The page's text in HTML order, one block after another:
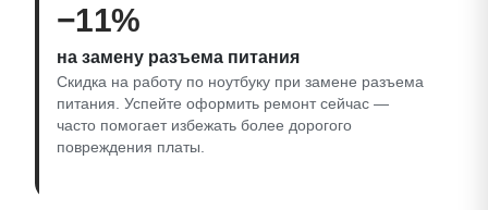
−11%
на замену разъема питания
Скидка на работу по ноутбуку при замене разъема
питания. Успейте оформить ремонт сейчас —
часто помогает избежать более дорогого
повреждения платы.